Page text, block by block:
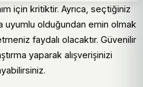
için kritiktir. Ayrıca, seçtiğiniz
uyumlu olduğundan emin olmak
faydalı olacaktır. Güvenilir
yaparak alışverişinizi